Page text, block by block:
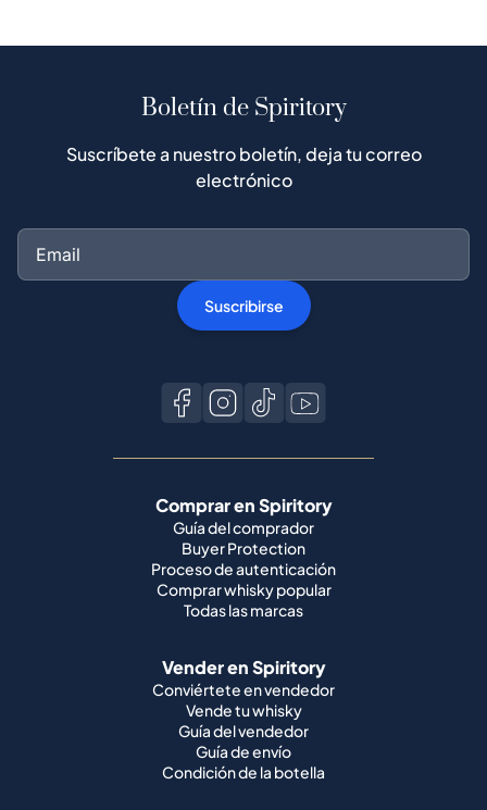
Boletín de Spiritory
Suscríbete a nuestro boletín, deja tu correo
electrónico
Suscribirse
Comprar en Spiritory
Guía del comprador
Buyer Protection
Proceso de autenticación
Comprar whisky popular
Todas las marcas
Vender en Spiritory
Conviértete en vendedor
Vende tu whisky
Guía del vendedor
Guía de envío
Condición de la botella